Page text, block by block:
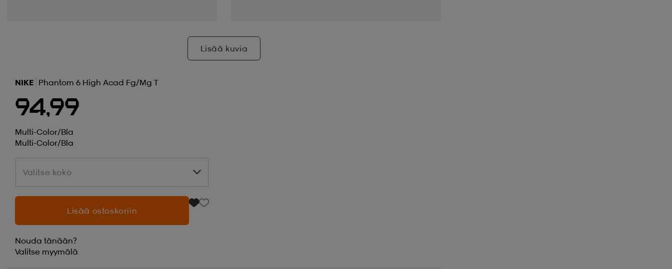
Lisää kuvia
NIKE Phantom 6 High Acad Fg/mg T
94,99
Multi-Color/bla
Multi-Color/bla
Valitse koko
Valitse koko
Lisää ostoskoriin
Nouda tänään?
Valitse myymälä